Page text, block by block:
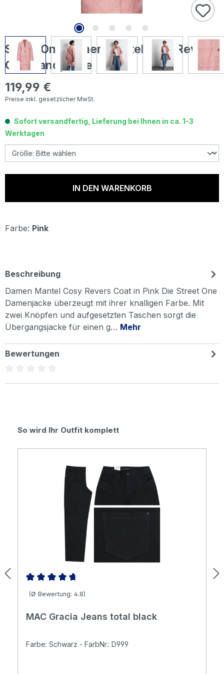
Street One Damen Mantel Cosy Revers
Coat sandy rose
Regulärer Preis:
119,99 €
Preise inkl. gesetzlicher MwSt.
Sofort versandfertig, Lieferung bei Ihnen in ca. 1-3
Werktagen
IN DEN WARENKORB
Farbe: Pink
Beschreibung
Damen Mantel Cosy Revers Coat in Pink Die Street One
Damenjacke überzeugt mit ihrer knalligen Farbe. Mit
zwei Knöpfen und aufgesetzten Taschen sorgt die
Übergangsjacke für einen g… Mehr
Bewertungen
Produktgalerie überspringen
So wird Ihr Outfit komplett
Durchschnittliche Bewertung von 4.84 von 5 Sternen
(Ø Bewertung: 4.8)
MAC Gracia Jeans total black
Farbe: Schwarz - FarbNr.: D999